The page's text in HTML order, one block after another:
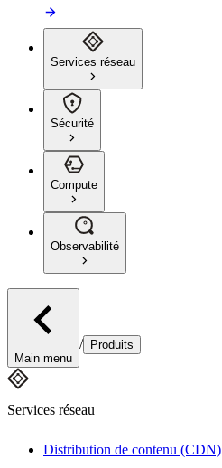
Services réseau
Sécurité
Compute
Observabilité
Main menu
/ Produits
Services réseau
Distribution de contenu (CDN)